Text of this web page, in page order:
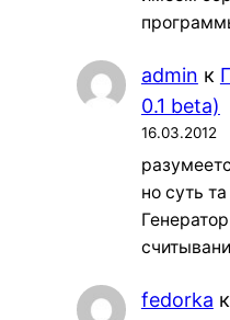
admin к
0.1 beta)
16.03.2012
но суть
fedorka к